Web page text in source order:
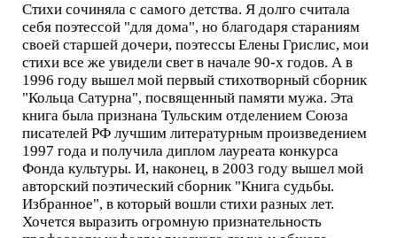
Стихи сочиняла с самого детства. Я долго считала
себя поэтессой "для дома", но благодаря стараниям
своей старшей дочери, поэтессы Елены Грислис, мои
стихи все же увидели свет в начале 90-х годов. А в
1996 году вышел мой первый стихотворный сборник
"Кольца Сатурна", посвященный памяти мужа. Эта
книга была признана Тульским отделением Союза
писателей РФ лучшим литературным произведением
1997 года и получила диплом лауреата конкурса
Фонда культуры. И, наконец, в 2003 году вышел мой
авторский поэтический сборник "Книга судьбы.
Избранное", в который вошли стихи разных лет.
Хочется выразить огромную признательность